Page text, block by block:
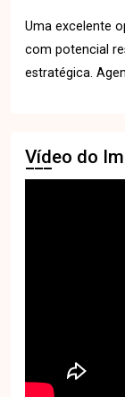
Uma excelente
com potencial
estratégica.
Vídeo do